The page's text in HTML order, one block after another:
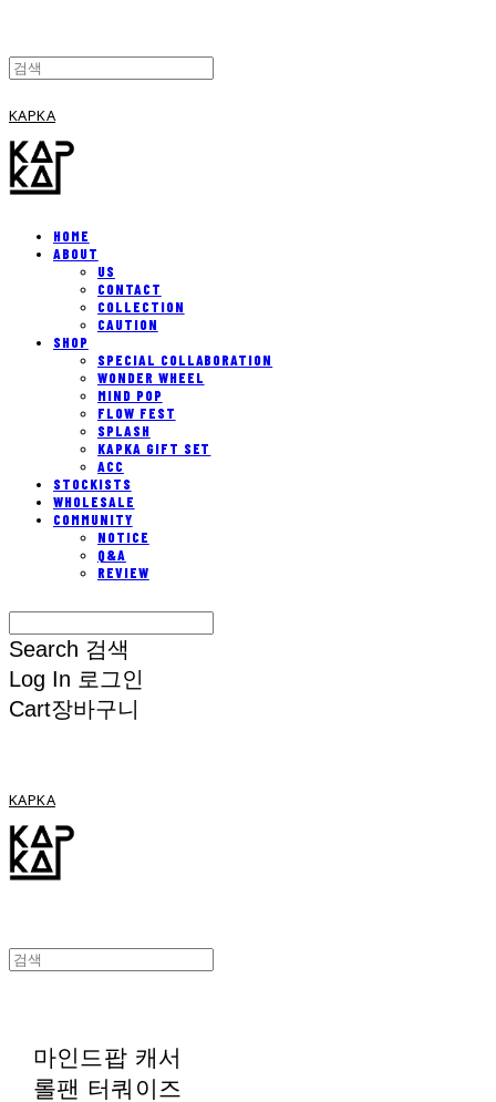
KAPKA
HOME
ABOUT
US
CONTACT
COLLECTION
CAUTION
SHOP
SPECIAL COLLABORATION
WONDER WHEEL
MIND POP
FLOW FEST
SPLASH
KAPKA GIFT SET
ACC
STOCKISTS
WHOLESALE
COMMUNITY
NOTICE
Q&A
REVIEW
Search 검색
Log In 로그인
Cart장바구니
KAPKA
마인드팝 캐서
롤팬 터쿼이즈